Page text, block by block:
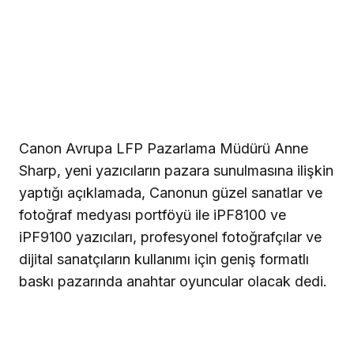
Canon Avrupa LFP Pazarlama Müdürü Anne
Sharp, yeni yazıcıların pazara sunulmasına ilişkin
yaptığı açıklamada, Canonun güzel sanatlar ve
fotoğraf medyası portföyü ile iPF8100 ve
iPF9100 yazıcıları, profesyonel fotoğrafçılar ve
dijital sanatçıların kullanımı için geniş formatlı
baskı pazarında anahtar oyuncular olacak dedi.